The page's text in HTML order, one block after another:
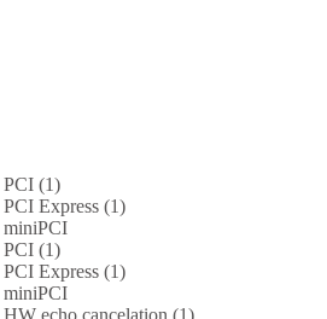
PCI (1)
PCI Express (1)
miniPCI
PCI (1)
PCI Express (1)
miniPCI